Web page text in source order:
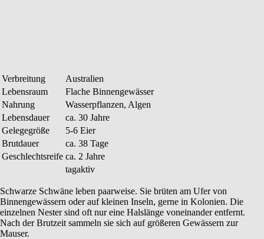
Verbreitung
Australien
Lebensraum
Flache Binnengewässer
Nahrung
Wasserpflanzen, Algen
Lebensdauer
ca. 30 Jahre
Gelegegröße
5-6 Eier
Brutdauer
ca. 38 Tage
Geschlechtsreife ca. 2 Jahre
tagaktiv
Schwarze Schwäne leben paarweise. Sie brüten am Ufer von
Binnengewässern oder auf kleinen Inseln, gerne in Kolonien. Die
einzelnen Nester sind oft nur eine Halslänge voneinander entfernt.
Nach der Brutzeit sammeln sie sich auf größeren Gewässern zur
Mauser.